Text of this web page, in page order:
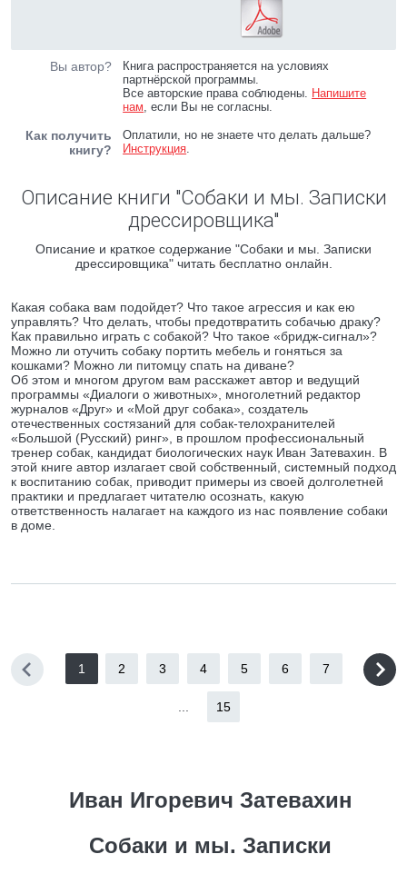
Вы автор?
Книга распространяется на условиях
партнёрской программы.
Все авторские права соблюдены. Напишите
нам, если Вы не согласны.
Как получить
книгу?
Оплатили, но не знаете что делать дальше?
Инструкция.
Описание книги "Собаки и мы. Записки
дрессировщика"
Описание и краткое содержание "Собаки и мы. Записки
дрессировщика" читать бесплатно онлайн.
Какая собака вам подойдет? Что такое агрессия и как ею
управлять? Что делать, чтобы предотвратить собачью драку?
Как правильно играть с собакой? Что такое «бридж-сигнал»?
Можно ли отучить собаку портить мебель и гоняться за
кошками? Можно ли питомцу спать на диване?
Об этом и многом другом вам расскажет автор и ведущий
программы «Диалоги о животных», многолетний редактор
журналов «Друг» и «Мой друг собака», создатель
отечественных состязаний для собак-телохранителей
«Большой (Русский) ринг», в прошлом профессиональный
тренер собак, кандидат биологических наук Иван Затевахин. В
этой книге автор излагает свой собственный, системный подход
к воспитанию собак, приводит примеры из своей долголетней
практики и предлагает читателю осознать, какую
ответственность налагает на каждого из нас появление собаки
в доме.
1 2 3 4 5 6 7
15
Иван Игоревич Затевахин
Собаки и мы. Записки